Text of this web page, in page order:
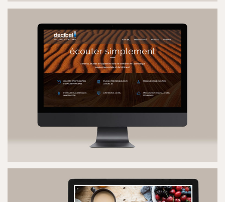
LUXAN
SITE INTERNET
DÉCIBEL ACOUSTIQUE ARCHITECTES
SITE INTERNET